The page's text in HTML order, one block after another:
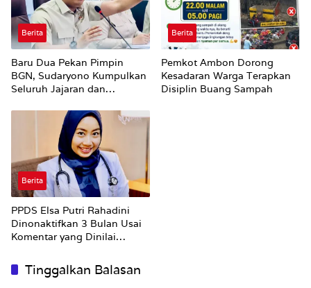
Berita
Baru Dua Pekan Pimpin
BGN, Sudaryono Kumpulkan
Seluruh Jajaran dan
Pungli dan Pemerasan
Supplier harus Berhenti
Sekarang
Berita
Pemkot Ambon Dorong
Kesadaran Warga Terapkan
Disiplin Buang Sampah
Berita
PPDS Elsa Putri Rahadini
Dinonaktifkan 3 Bulan Usai
Komentar yang Dinilai
Tinggalkan Balasan